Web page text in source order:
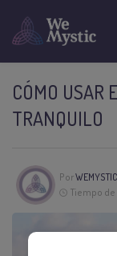
CÓMO USAR
TRANQUILO
PorWEMYSTIC
Tiempo